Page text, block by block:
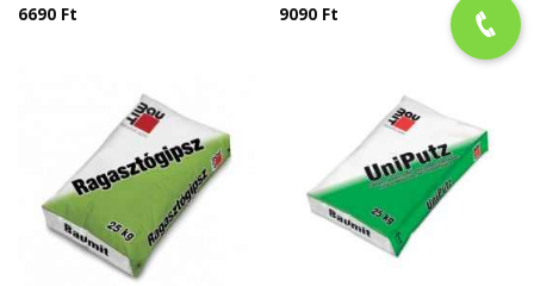
6690 Ft
9090 Ft